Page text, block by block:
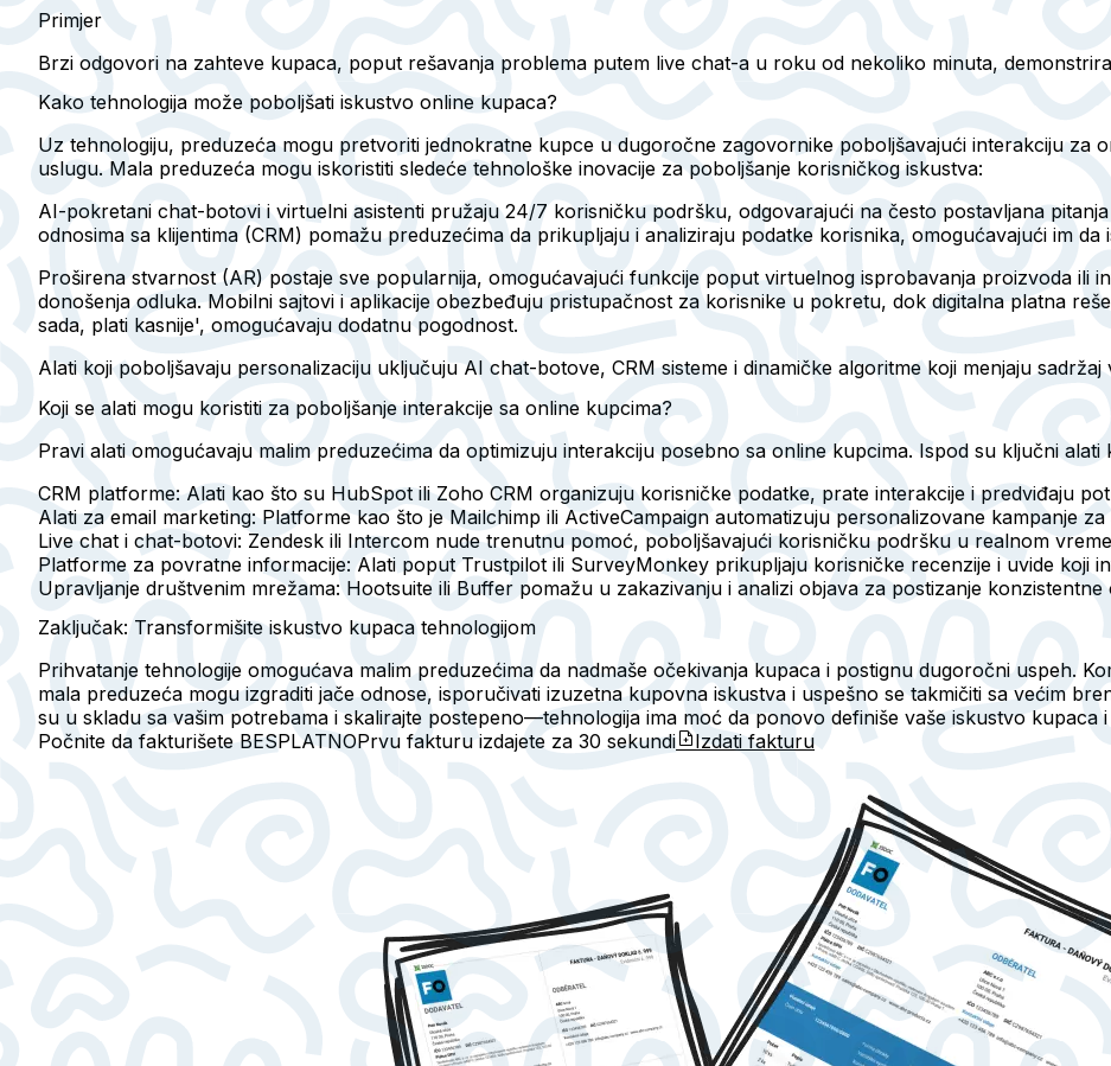
Primjer
Brzi odgovori na zahteve kupaca, poput rešavanja problema putem live chat-a u roku od nekoliko minuta,
Kako tehnologija može poboljšati iskustvo online kupaca?
Uz tehnologiju, preduzeća mogu pretvoriti jednokratne kupce u dugoročne zagovornike poboljšavajući interakciju za
uslugu. Mala preduzeća mogu iskoristiti sledeće tehnološke inovacije za poboljšanje korisničkog iskustva:
AI-pokretani chat-botovi i virtuelni asistenti pružaju 24/7 korisničku podršku, odgovarajući na često postavljana
odnosima sa klijentima (CRM) pomažu preduzećima da prikupljaju i analiziraju podatke korisnika, omogućavajući im
Proširena stvarnost (AR) postaje sve popularnija, omogućavajući funkcije poput virtuelnog isprobavanja proizvoda ili
donošenja odluka. Mobilni sajtovi i aplikacije obezbeđuju pristupačnost za korisnike u pokretu, dok digitalna platna
sada, plati kasnije', omogućavaju dodatnu pogodnost.
Alati koji poboljšavaju personalizaciju uključuju AI chat-botove, CRM sisteme i dinamičke algoritme koji menjaju
Koji se alati mogu koristiti za poboljšanje interakcije sa online kupcima?
Pravi alati omogućavaju malim preduzećima da optimizuju interakciju posebno sa online kupcima. Ispod su ključni alati
CRM platforme: Alati kao što su HubSpot ili Zoho CRM organizuju korisničke podatke, prate interakcije i predviđaju
Alati za email marketing: Platforme kao što je Mailchimp ili ActiveCampaign automatizuju personalizovane kampanje
Live chat i chat-botovi: Zendesk ili Intercom nude trenutnu pomoć, poboljšavajući korisničku podršku u realnom
Platforme za povratne informacije: Alati poput Trustpilot ili SurveyMonkey prikupljaju korisničke recenzije i uvide koji
Upravljanje društvenim mrežama: Hootsuite ili Buffer pomažu u zakazivanju i analizi objava za postizanje konzistentne
Zaključak: Transformišite iskustvo kupaca tehnologijom
Prihvatanje tehnologije omogućava malim preduzećima da nadmaše očekivanja kupaca i postignu dugoročni uspeh.
mala preduzeća mogu izgraditi jače odnose, isporučivati izuzetna kupovna iskustva i uspešno se takmičiti sa većim
su u skladu sa vašim potrebama i skalirajte postepeno—tehnologija ima moć da ponovo definiše vaše iskustvo kupaca
Počnite da fakturišete BESPLATNOPrvu fakturu izdajete za 30 sekundi Izdati fakturu